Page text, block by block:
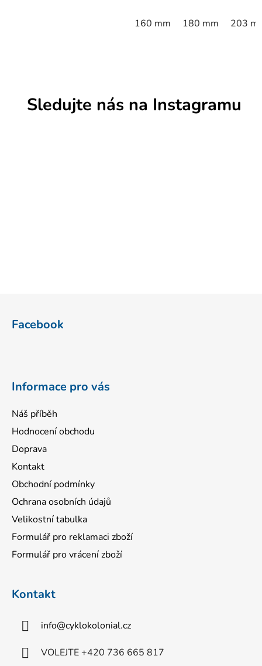
160 mm 180 mm 203
Sledujte nás na Instagramu
Facebook
Informace pro vás
Náš příběh
Hodnocení obchodu
Doprava
Kontakt
Obchodní podmínky
Ochrana osobních údajů
Velikostní tabulka
Formulář pro reklamaci zboží
Formulář pro vrácení zboží
Kontakt
info@cyklokolonial.cz
VOLEJTE +420 736 665 817